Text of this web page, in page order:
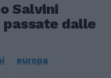
Salvini
dalle
europa